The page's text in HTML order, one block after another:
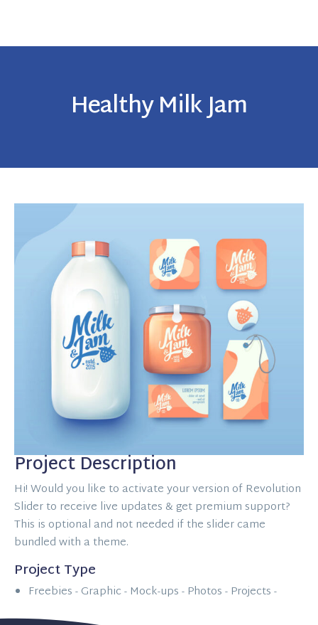
Healthy Milk Jam
Project Description
Hi! Would you like to activate your version of Revolution
Slider to receive live updates & get premium support?
This is optional and not needed if the slider came
bundled with a theme.
Project Type
Freebies -Graphic -Mock-ups -Photos -Projects -